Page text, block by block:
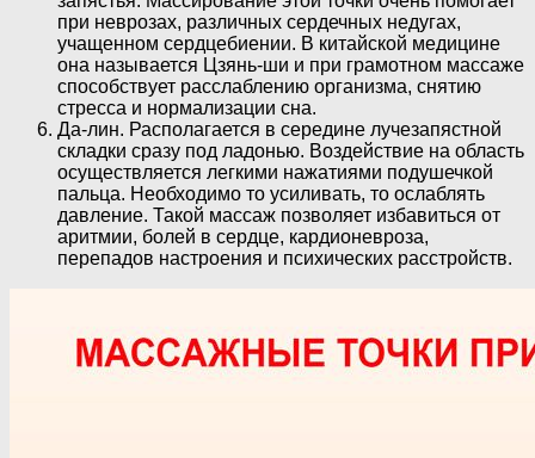
при неврозах, различных сердечных недугах,
учащенном сердцебиении. В китайской медицине
она называется Цзянь-ши и при грамотном массаже
способствует расслаблению организма, снятию
стресса и нормализации сна.
Да-лин. Располагается в середине лучезапястной
складки сразу под ладонью. Воздействие на область
осуществляется легкими нажатиями подушечкой
пальца. Необходимо то усиливать, то ослаблять
давление. Такой массаж позволяет избавиться от
аритмии, болей в сердце, кардионевроза,
перепадов настроения и психических расстройств.